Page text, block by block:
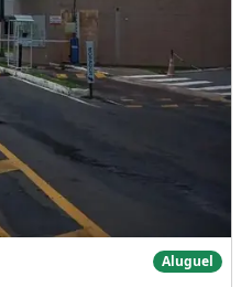
Allegro Aluguel